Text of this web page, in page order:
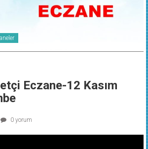
Eczane-12 Kasım
0 yorum